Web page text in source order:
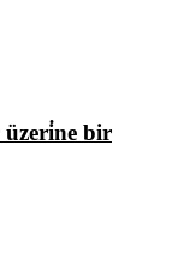
bir